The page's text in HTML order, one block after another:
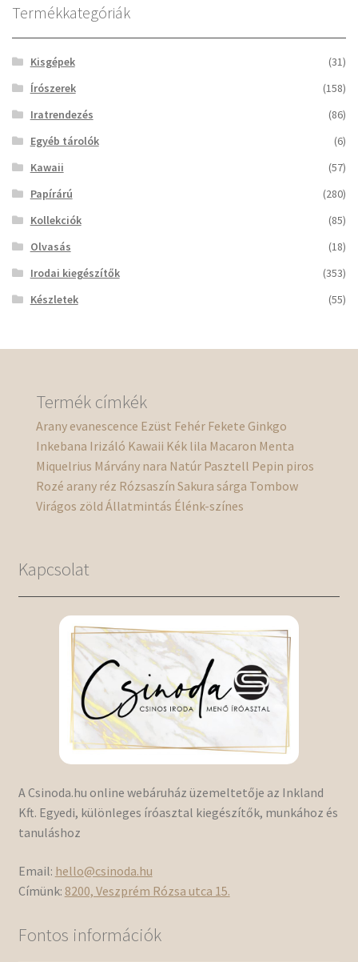
Termékkategóriák
Kisgépek
(31)
Írószerek
(158)
Iratrendezés
(86)
Egyéb tárolók
(6)
Kawaii
(57)
Papírárú
(280)
Kollekciók
(85)
Olvasás
(18)
Irodai kiegészítők
(353)
Készletek
(55)
Termék címkék
Arany evanescence Ezüst Fehér Fekete Ginkgo
Inkebana Irizáló Kawaii Kék lila Macaron Menta
Miquelrius Márvány nara Natúr Pasztell Pepin piros
Rozé arany réz Rózsaszín Sakura sárga Tombow
Virágos zöld Állatmintás Élénk-színes
Kapcsolat
A Csinoda.hu online webáruház üzemeltetője az Inkland
Kft. Egyedi, különleges íróasztal kiegészítők, munkához és
tanuláshoz
Email: hello@csinoda.hu
Címünk: 8200, Veszprém Rózsa utca 15.
Fontos információk